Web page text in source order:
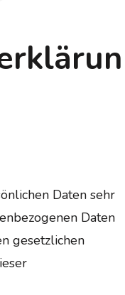
Daten sehr
Daten
gesetzlichen